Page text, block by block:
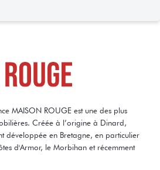
MAISON ROUGE est une des plus
Créée à l’origine à Dinard,
développée en Bretagne, en particulier
d'Armor, le Morbihan et récemment